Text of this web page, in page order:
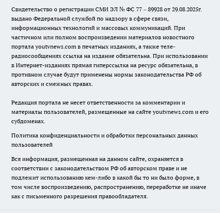
Свидетельство о регистрации СМИ ЭЛ № ФС 77 – 89928 от 29.08.2025г.
выдано Федеральной службой по надзору в сфере связи,
информационных технологий и массовых коммуникаций. При
частичном или полном воспроизведении материалов новостного
портала youtvnews.com в печатных изданиях, а также теле-
радиосообщениях ссылка на издание обязательна. При использовании
в Интернет-изданиях прямая гиперссылка на ресурс обязательна, в
противном случае будут применены нормы законодательства РФ об
авторских и смежных правах.
Редакция портала не несет ответственности за комментарии и
материалы пользователей, размещенные на сайте youtvnews.com и его
субдоменах.
Политика конфиденциальности и обработки персональных данных
пользователей
Вся информация, размещенная на данном сайте, охраняется в
соответствии с законодательством РФ об авторском праве и не
подлежит использованию кем-либо в какой бы то ни было форме, в
том числе воспроизведению, распространению, переработке не иначе
как с письменного разрешения правообладателя.